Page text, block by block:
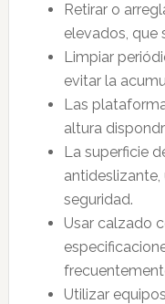
Retirar o
elevados, que
Limpiar
evitar la
Las
altura
La superficie
seguridad.
Usar calzado
Utilizar